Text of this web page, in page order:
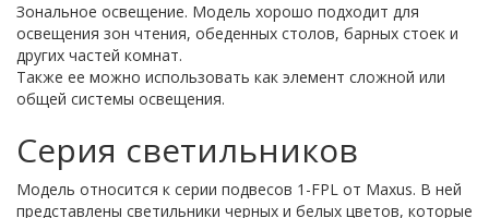
Зональное освещение. Модель хорошо подходит для
освещения зон чтения, обеденных столов, барных стоек и
других частей комнат.
Также ее можно использовать как элемент сложной или
общей системы освещения.
Серия светильников
Модель относится к серии подвесов 1-FPL от Maxus. В ней
представлены светильники черных и белых цветов, которые